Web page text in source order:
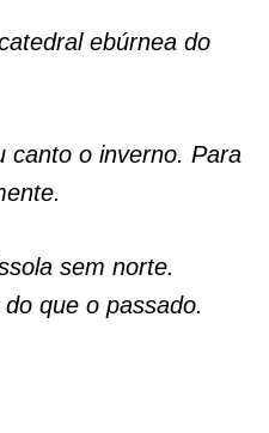
ebúrnea do
canto o inverno. Para
sem norte.
que o passado.